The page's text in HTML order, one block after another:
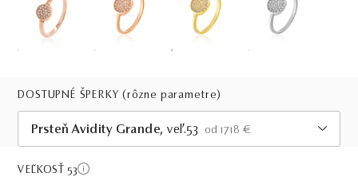
DOSTUPNÉ ŠPERKY(rôzne parametre)
Prsteň Avidity Grande, veľ.53
od 1718 €
Skladom PO
VEĽKOSŤ 53